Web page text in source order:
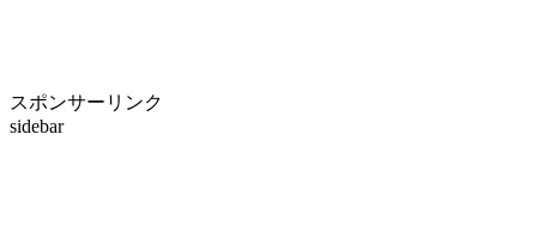
スポンサーリンク
sidebar